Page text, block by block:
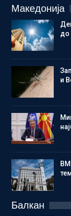
Македонија
до
и
Балкан